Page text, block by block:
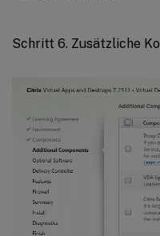
Schritt 6. Zusätzliche